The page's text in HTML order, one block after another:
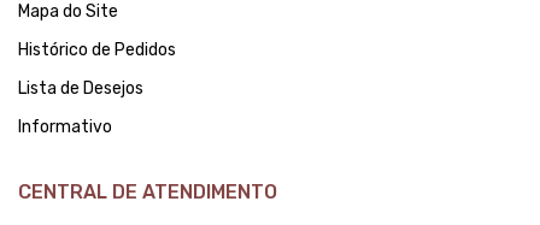
Mapa do Site
Histórico de Pedidos
Lista de Desejos
Informativo
CENTRAL DE ATENDIMENTO